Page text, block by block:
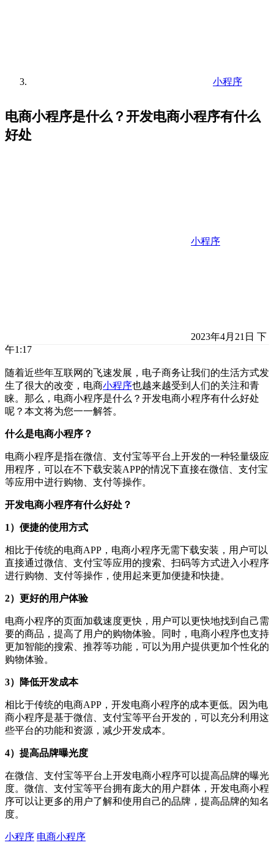
小程序
电商小程序是什么？开发电商小程序有什么
好处
小程序
2023年4月21日 下
午1:17
随着近些年互联网的飞速发展，电子商务让我们的生活方式发
生了很大的改变，电商小程序也越来越受到人们的关注和青
睐。那么，电商小程序是什么？开发电商小程序有什么好处
呢？本文将为您一一解答。
什么是电商小程序？
电商小程序是指在微信、支付宝等平台上开发的一种轻量级应
用程序，可以在不下载安装APP的情况下直接在微信、支付宝
等应用中进行购物、支付等操作。
开发电商小程序有什么好处？
1）便捷的使用方式
相比于传统的电商APP，电商小程序无需下载安装，用户可以
直接通过微信、支付宝等应用的搜索、扫码等方式进入小程序
进行购物、支付等操作，使用起来更加便捷和快捷。
2）更好的用户体验
电商小程序的页面加载速度更快，用户可以更快地找到自己需
要的商品，提高了用户的购物体验。同时，电商小程序也支持
更加智能的搜索、推荐等功能，可以为用户提供更加个性化的
购物体验。
3）降低开发成本
相比于传统的电商APP，开发电商小程序的成本更低。因为电
商小程序是基于微信、支付宝等平台开发的，可以充分利用这
些平台的功能和资源，减少开发成本。
4）提高品牌曝光度
在微信、支付宝等平台上开发电商小程序可以提高品牌的曝光
度。微信、支付宝等平台拥有庞大的用户群体，开发电商小程
序可以让更多的用户了解和使用自己的品牌，提高品牌的知名
度。
小程序 电商小程序